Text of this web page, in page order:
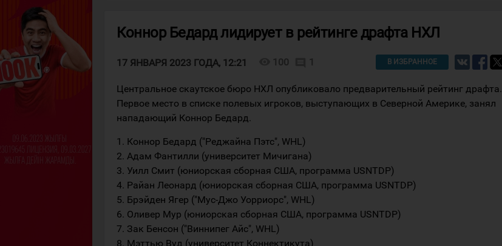
Коннор Бедард лидирует в рейтинге драфта НХЛ
17 ЯНВАРЯ 2023 ГОДА, 12:21 100 1 В ИЗБРАННОЕ
Центральное скаутское бюро НХЛ опубликовало предварительный рейтинг драфта.
Первое место в списке полевых игроков, выступающих в Северной Америке, занял
нападающий Коннор Бедард.
1. Коннор Бедард ("Реджайна Пэтс", WHL)
2. Адам Фантилли (университет Мичигана)
3. Уилл Смит (юниорская сборная США, программа USNTDP)
4. Райан Леонард (юниорская сборная США, программа USNTDP)
5. Брэйден Ягер ("Мус-Джо Уорриорс", WHL)
6. Оливер Мур (юниорская сборная США, программа USNTDP)
7. Зак Бенсон ("Виннипег Айс", WHL)
8. Мэттью Вуд (университет Коннектикута)